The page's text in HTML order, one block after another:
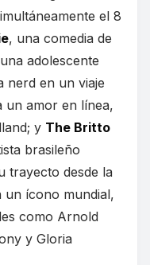
el 8
, una comedia de
adolescente
nerd en un viaje
amor en línea,
y The Britto
brasileño
trayecto desde la
un ícono mundial,
como Arnold
y Gloria